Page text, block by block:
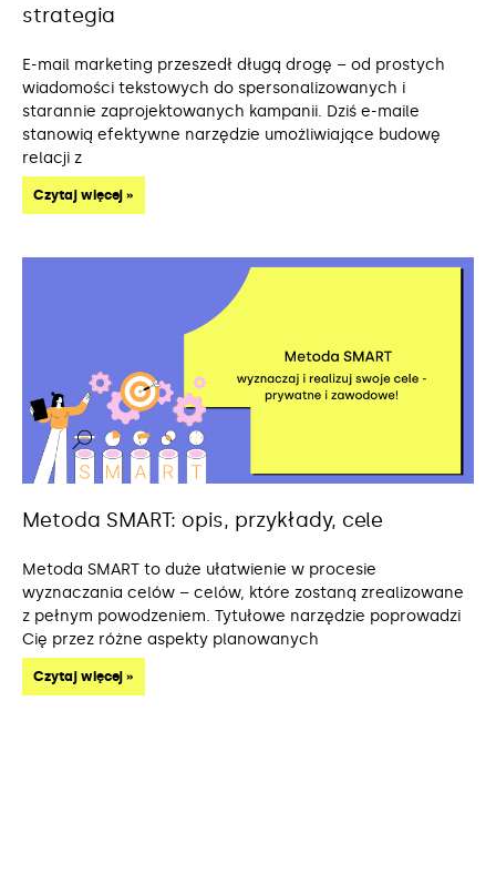
strategia
E-mail marketing przeszedł długą drogę – od prostych
wiadomości tekstowych do spersonalizowanych i
starannie zaprojektowanych kampanii. Dziś e-maile
stanowią efektywne narzędzie umożliwiające budowę
relacji z
Czytaj więcej »
Metoda SMART: opis, przykłady, cele
Metoda SMART to duże ułatwienie w procesie
wyznaczania celów – celów, które zostaną zrealizowane
z pełnym powodzeniem. Tytułowe narzędzie poprowadzi
Cię przez różne aspekty planowanych
Czytaj więcej »